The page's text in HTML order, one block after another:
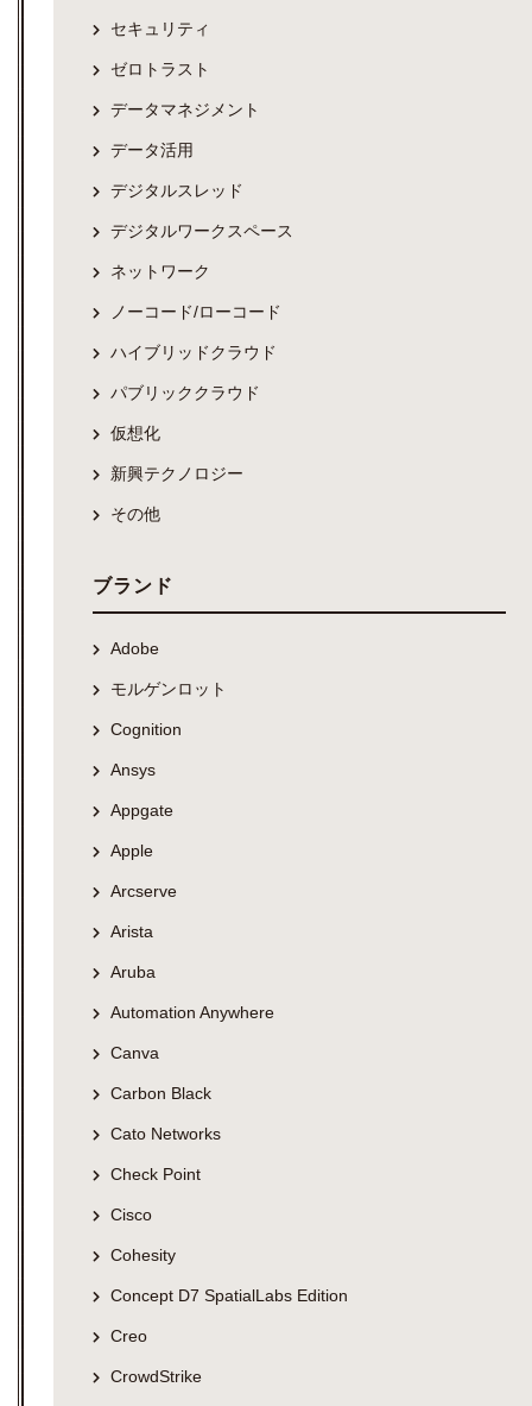
セキュリティ
ゼロトラスト
データマネジメント
データ活用
デジタルスレッド
デジタルワークスペース
ネットワーク
ノーコード/ローコード
ハイブリッドクラウド
パブリッククラウド
仮想化
新興テクノロジー
その他
ブランド
Adobe
モルゲンロット
Cognition
Ansys
Appgate
Apple
Arcserve
Arista
Aruba
Automation Anywhere
Canva
Carbon Black
Cato Networks
Check Point
Cisco
Cohesity
Concept D7 SpatialLabs Edition
Creo
CrowdStrike